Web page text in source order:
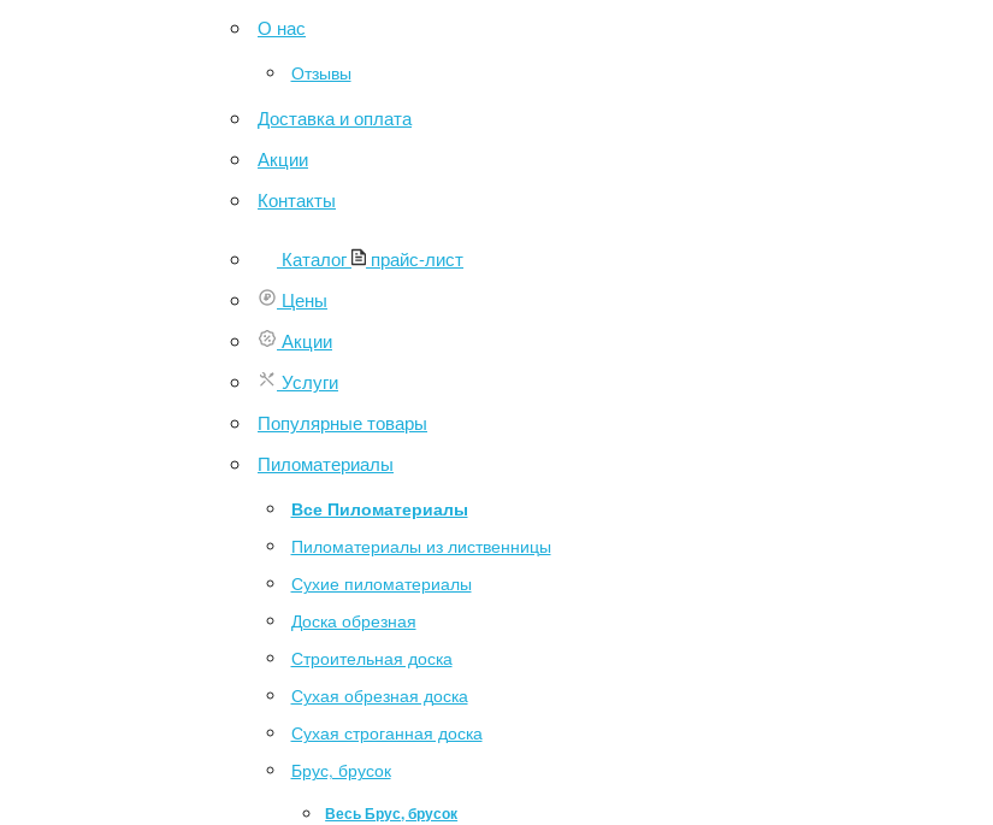
О нас
Отзывы
Доставка и оплата
Акции
Контакты
Каталог
прайс-лист
Цены
Акции
Услуги
Популярные товары
Пиломатериалы
Все Пиломатериалы
Пиломатериалы из лиственницы
Сухие пиломатериалы
Доска обрезная
Строительная доска
Сухая обрезная доска
Сухая строганная доска
Брус, брусок
Весь Брус, брусок